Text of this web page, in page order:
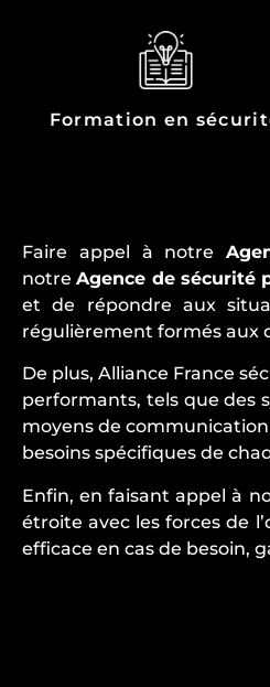
Formation en
Faire appel à notre
notreAgence de sécurité
et de répondre aux
régulièrement formés aux
De plus, Alliance France
performants, tels que des
moyens de
besoins spécifiques de
Enfin, en faisant appel à
étroite avec les forces de
efficace en cas de besoin,